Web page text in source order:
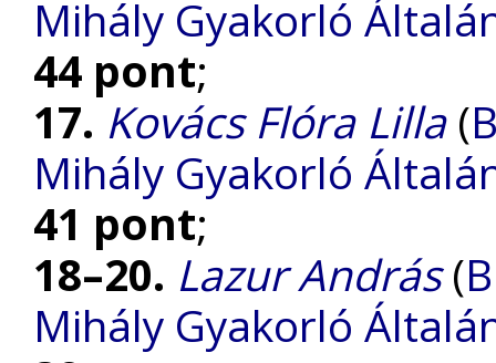
Mihály Gyakorló
44 pont;
17. Kovács Flóra Lilla(
Mihály Gyakorló
41 pont;
18–20. Lazur András(
Mihály Gyakorló